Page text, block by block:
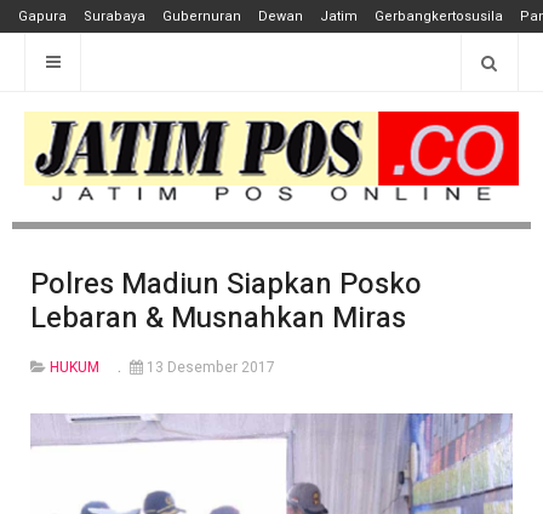
Gapura Surabaya Gubernuran Dewan Jatim Gerbangkertosusila
Polres Madiun Siapkan Posko
Lebaran & Musnahkan Miras
HUKUM 13 Desember 2017